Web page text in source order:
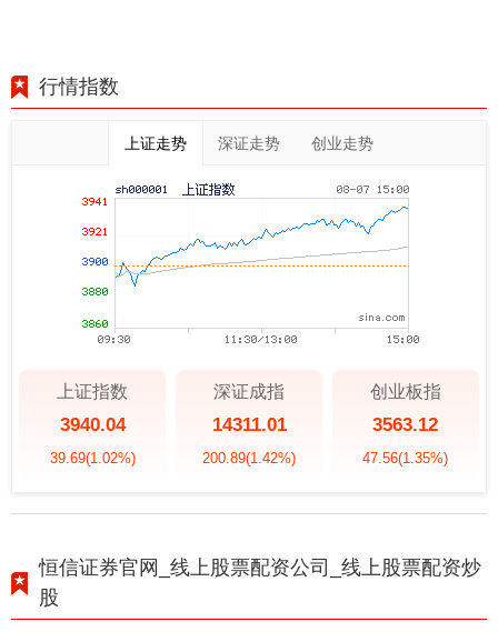
行情指数
上证走势 深证走势 创业走势
上证指数
3940.04
39.69(1.02%)
深证成指
14311.01
200.89(1.42%)
创业板指
3563.12
47.56(1.35%)
恒信证券官网_线上股票配资公司_线上股票配资炒
股